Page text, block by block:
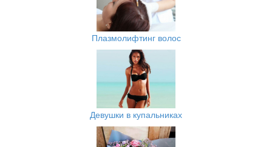
Плазмолифтинг волос
Девушки в купальниках